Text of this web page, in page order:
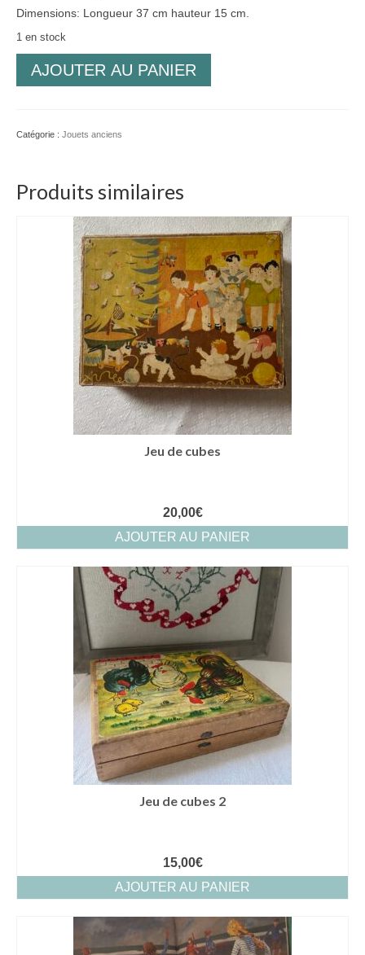
Dimensions: Longueur 37 cm hauteur 15 cm.
1 en stock
AJOUTER AU PANIER
Catégorie : Jouets anciens
Produits similaires
Jeu de cubes
20,00€
AJOUTER AU PANIER
Jeu de cubes 2
15,00€
AJOUTER AU PANIER